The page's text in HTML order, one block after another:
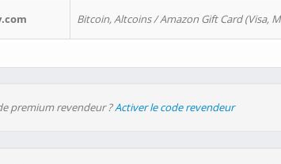
Bitcoin, Altcoins / Amazon Gift Card (Visa,
premium revendeur ?Activer le code revendeur